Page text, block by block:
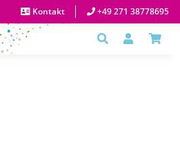
Kontakt +49 271 38778695